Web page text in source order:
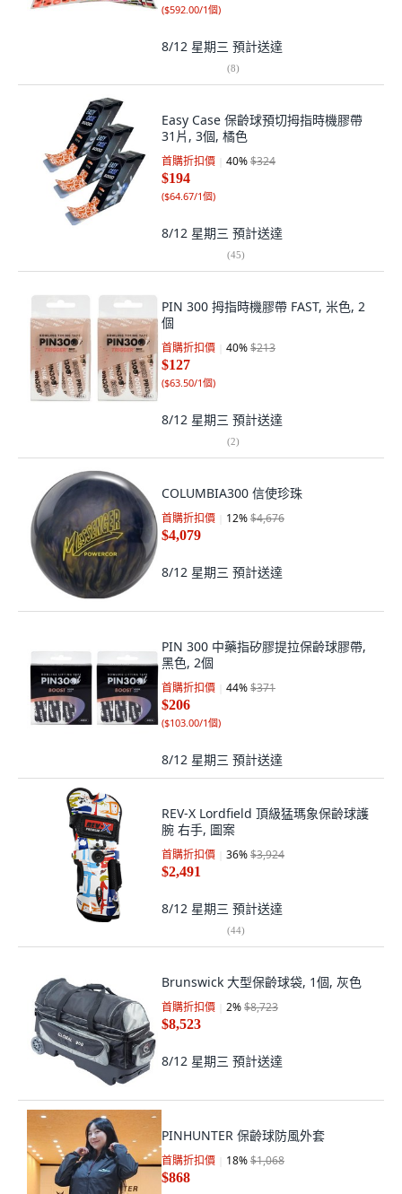
($592.00/1個)
8/12 星期三 預計送達
(8)
Easy Case 保齡球預切拇指時機膠帶
31片, 3個, 橘色
首購折扣價 40%$324
$194
($64.67/1個)
8/12 星期三 預計送達
(45)
PIN 300 拇指時機膠帶 FAST, 米色, 2
個
首購折扣價 40%$213
$127
($63.50/1個)
8/12 星期三 預計送達
(2)
COLUMBIA300 信使珍珠
首購折扣價 12%$4,676
$4,079
8/12 星期三 預計送達
PIN 300 中藥指矽膠提拉保齡球膠帶,
黑色, 2個
首購折扣價 44%$371
$206
($103.00/1個)
8/12 星期三 預計送達
REV-X Lordfield 頂級猛瑪象保齡球護
腕 右手, 圖案
首購折扣價 36%$3,924
$2,491
8/12 星期三 預計送達
(44)
Brunswick 大型保齡球袋, 1個, 灰色
首購折扣價 2%$8,723
$8,523
8/12 星期三 預計送達
PINHUNTER 保齡球防風外套
首購折扣價 18%$1,068
$868